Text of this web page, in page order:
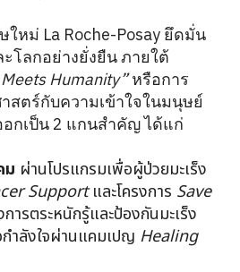
หม่ La Roche-Posay ยึดมั่น
โลกอย่างยั่งยืน ภายใต้
Humanity”หรือการ
สตร์กับความเข้าใจในมนุษย์
กเป็น 2 แกนสำคัญ ได้แก่
ม ผ่านโปรแกรมเพื่อผู้ป่วยมะเร็ง
Supportและโครงการ Save
ารตระหนักรู้และป้องกันมะเร็ง
ำลังใจผ่านแคมเปญ Healing